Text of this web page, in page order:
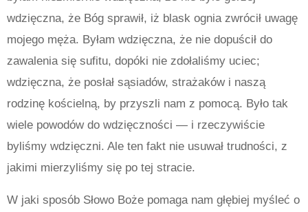
wdzięczna, że Bóg sprawił, iż blask ognia zwrócił uwagę
mojego męża. Byłam wdzięczna, że nie dopuścił do
zawalenia się sufitu, dopóki nie zdołaliśmy uciec;
wdzięczna, że posłał sąsiadów, strażaków i naszą
rodzinę kościelną, by przyszli nam z pomocą. Było tak
wiele powodów do wdzięczności — i rzeczywiście
byliśmy wdzięczni. Ale ten fakt nie usuwał trudności, z
jakimi mierzyliśmy się po tej stracie.
W jaki sposób Słowo Boże pomaga nam głębiej myśleć o